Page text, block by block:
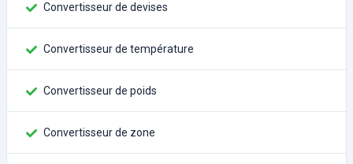
Convertisseur de devises
Convertisseur de température
Convertisseur de poids
Convertisseur de zone